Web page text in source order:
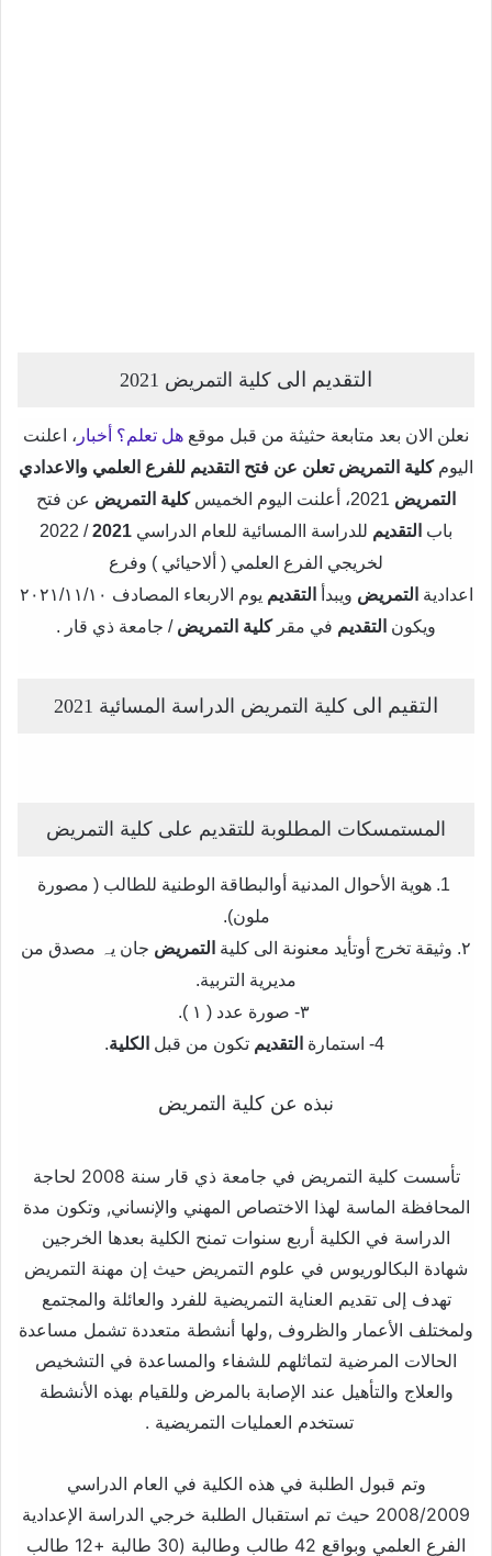
التقديم الى كلية التمريض 2021
نعلن الان بعد متابعة حثيثة من قبل موقع هل تعلم؟ أخبار ، اعلنت
اليومكلية التمريض تعلن عن فتح التقديم للفرع العلمي والاعدادي
التمريض 2021، أعلنت اليوم الخميس كلية التمريض عن فتح
باب التقديم للدراسة االمسائية للعام الدراسي 2021
/ 2022
لخريجي الفرع العلمي ( ألاحيائي ) وفرع
اعدادية التمريض ويبدأ التقديم
يوم الاربعاء المصادف ٢٠۲۱/۱۱/۱۰
ويكون التقديم في مقركلية التمريض / جامعة ذي قار .
التقيم الى كلية التمريض الدراسة المسائية 2021
المستمسكات المطلوبة للتقديم على كلية التمريض
1. هوية الأحوال المدنية أوالبطاقة الوطنية للطالب ( مصورة
ملون).
٢. وثيقة تخرج أوتأيد معنونة الى كلية
التمريض جان یہ مصدق من
مديرية التربية.
4- استمارة
التقديم تكون من قبل الكلية.
نبذه عن كلية التمريض
تأسست كلية التمريض في جامعة ذي قار سنة 2008 لحاجة
المحافظة الماسة لهذا الاختصاص المهني والإنساني, وتكون مدة
الدراسة في الكلية أربع سنوات تمنح الكلية بعدها الخرجين
شهادة البكالوريوس في علوم التمريض حيث إن مهنة التمريض
تهدف إلى تقديم العناية التمريضية للفرد والعائلة والمجتمع
ولمختلف الأعمار والظروف ,ولها أنشطة متعددة تشمل مساعدة
الحالات المرضية لتماثلهم للشفاء والمساعدة في التشخيص
والعلاج والتأهيل عند الإصابة بالمرض وللقيام بهذه الأنشطة
تستخدم العمليات التمريضية .
وتم قبول الطلبة في هذه الكلية في العام الدراسي
2008/2009 حيث تم استقبال الطلبة خرجي الدراسة الإعدادية
الفرع العلمي وبواقع 42 طالب وطالبة (30 طالبة +12 طالب